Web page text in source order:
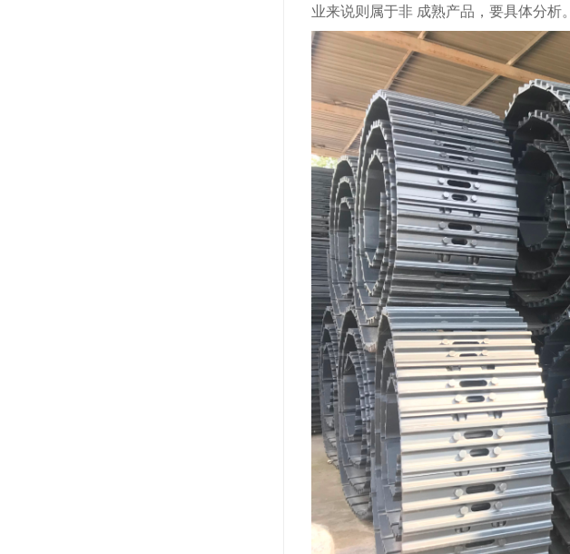
业来说则属于非 成熟产品，要具体分析。